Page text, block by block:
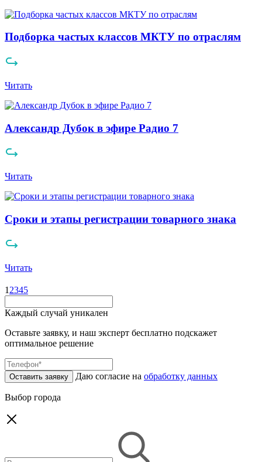
Подборка частых классов МКТУ по отраслям
Читать
Александр Дубок в эфире Радио 7
Читать
Сроки и этапы регистрации товарного знака
Читать
1 2345
Каждый случай уникален
Оставьте заявку, и наш эксперт бесплатно подскажет
оптимальное решение
Оставить заявку Даю согласие на обработку данных
Выбор города